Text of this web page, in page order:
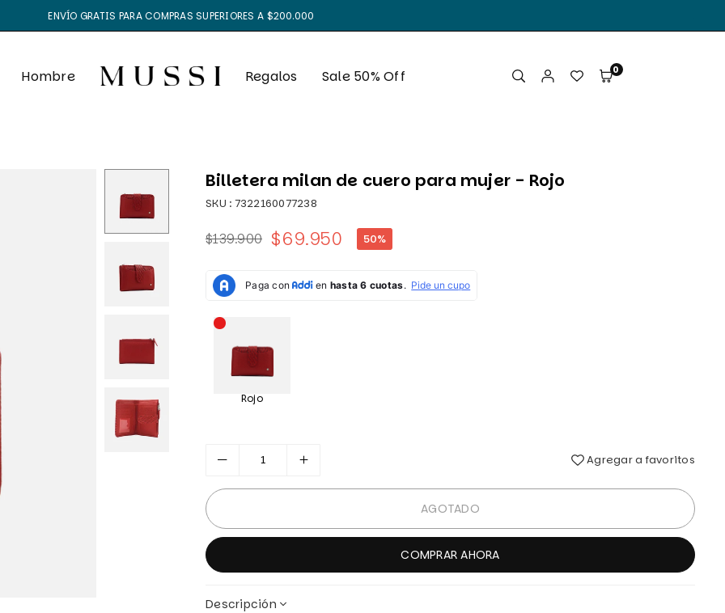
ENVÍO GRATIS PARA COMPRAS SUPERIORES A $200.000
Hombre Regalos Sale 50% Off 0
Billetera milan de cuero para mujer - Rojo
SKU : 7322160077238
Precio
$139.900 $69.950 50%
Rojo
Agregar a favoritos
AGOTADO
COMPRAR AHORA
Descripción